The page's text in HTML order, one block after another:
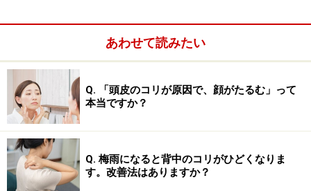
その1 身体への重みを解放させよう！
起き上がり何かしら活動をしている時間は、身体へは重
力がかかり、あらゆる姿勢や動作に対して、関節や筋肉
へ負荷がかかっています。毎日の生活では、ほぼ似たよ
うな動作が繰り返し行われるため、特定の筋肉しか使わ
あわせて読みたい
Q. 「頭皮のコリが原因で、顔がたるむ」って
本当ですか？
Q. 梅雨になると背中のコリがひどくなりま
す。改善法はありますか？